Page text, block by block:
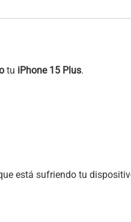
tu iPhone 15 Plus.
está sufriendo tu